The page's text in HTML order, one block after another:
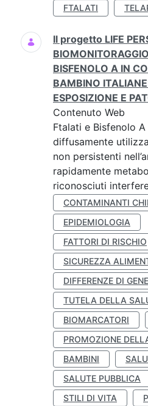
FTALATI
Il progetto LIFE
BISFENOLO A IN
BAMBINO
ESPOSIZIONE E
Contenuto Web
Ftalati e Bisfenolo
diffusamente
non persistenti
rapidamente
riconosciuti
CONTAMINANTI
EPIDEMIOLOGIA
FATTORI DI RISCHIO
SICUREZZA
DIFFERENZE DI
TUTELA DELLA
BIOMARCATORI
PROMOZIONE
BAMBINI
SALUTE PUBBLICA
STILI DI VITA